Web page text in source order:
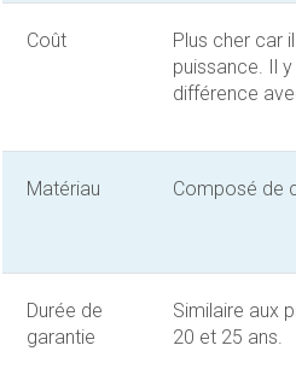
Coût
Plus cher car
puissance. Il
différence
Matériau Composé de
Durée de
garantie
Similaire aux
20 et 25 ans.